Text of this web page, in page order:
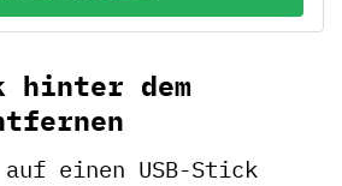
hinter dem
auf einen USB-Stick